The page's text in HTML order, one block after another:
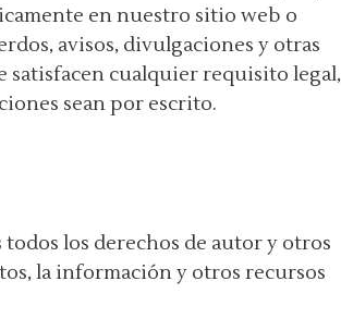
en nuestro sitio web o
avisos, divulgaciones y otras
cualquier requisito legal,
sean por escrito.
los derechos de autor y otros
la información y otros recursos